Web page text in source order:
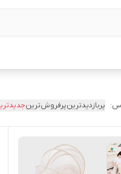
پربازدیدترینپرفروش‌ترین